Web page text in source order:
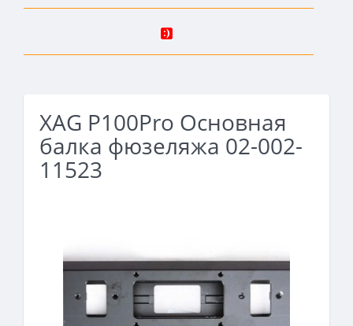
XAG P100Pro Основная
балка фюзеляжа 02-002-
11523